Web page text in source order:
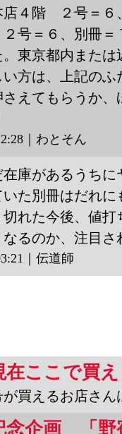
店４階 ２号＝６
号＝６、別冊＝
東京都内また
い方は、上記の
えてもらうか
｜わとそん
庫があるうち
た別冊はだれ
切れた今後、値
るのか、注目さ
｜伝道師
在ここで買
んは下記のようになっとります。古本結